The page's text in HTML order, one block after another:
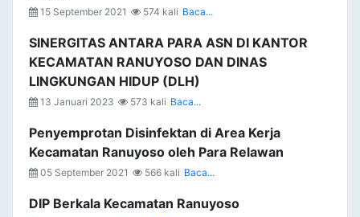
15 September 2021 574 kali Baca...
SINERGITAS ANTARA PARA ASN DI KANTOR
KECAMATAN RANUYOSO DAN DINAS
LINGKUNGAN HIDUP (DLH)
13 Januari 2023 573 kali Baca...
Penyemprotan Disinfektan di Area Kerja
Kecamatan Ranuyoso oleh Para Relawan
05 September 2021 566 kali Baca...
DIP Berkala Kecamatan Ranuyoso